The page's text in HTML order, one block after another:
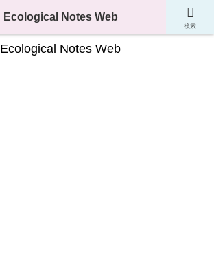
物の分類・生態・進化が分かるサイト
Ecological Notes Web
Ecological Notes Web
検索